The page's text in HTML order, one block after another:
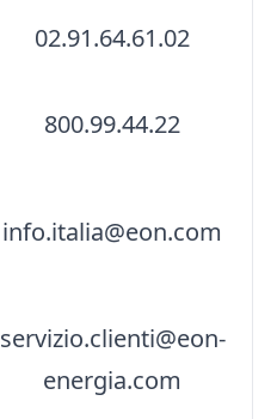
02.91.64.61.02
800.99.44.22
info.italia@eon.com
servizio.clienti@eon-
energia.com